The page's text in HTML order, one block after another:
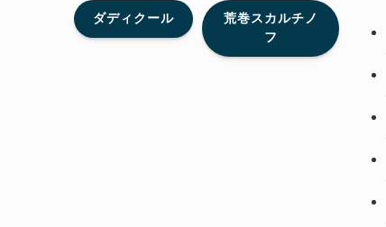
ダディクール
荒巻スカルチノ
フ